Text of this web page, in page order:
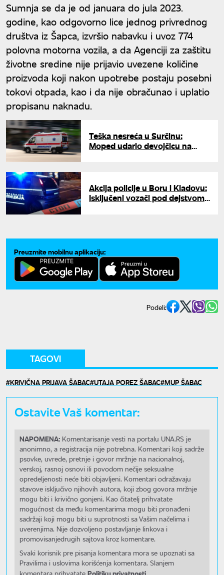
Sumnja se da je od januara do jula 2023.
godine, kao odgovorno lice jednog privrednog
društva iz Šapca, izvršio nabavku i uvoz 774
polovna motorna vozila, a da Agenciji za zaštitu
životne sredine nije prijavio uvezene količine
proizvoda koji nakon upotrebe postaju posebni
tokovi otpada, kao i da nije obračunao i uplatio
propisanu naknadu.
Teška nesreća u Surčinu:
Moped udario devojčicu na
Akcija policije u Boru i Kladovu:
Isključeni vozači pod dejstvom
Preuzmite mobilnu aplikaciju:
Podeli:
TAGOVI
KRIVIČNA PRIJAVA ŠABAC UTAJA POREZ ŠABAC MUP ŠABAC
Ostavite Vaš komentar:
NAPOMENA: Komentarisanje vesti na portalu UNA.RS je
anonimno, a registracija nije potrebna. Komentari koji sadrže
psovke, uvrede, pretnje i govor mržnje na nacionalnoj,
verskoj, rasnoj osnovi ili povodom nečije seksualne
opredeljenosti neće biti objavljeni. Komentari odražavaju
stavove isključivo njihovih autora, koji zbog govora mržnje
mogu biti i krivično gonjeni. Kao čitatelj prihvatate
mogućnost da među komentarima mogu biti pronađeni
sadržaji koji mogu biti u suprotnosti sa Vašim načelima i
uverenjima. Nije dozvoljeno postavljanje linkova i
promovisanjedrugih sajtova kroz komentare.
Svaki korisnik pre pisanja komentara mora se upoznati sa
Pravilima i uslovima korišćenja komentara. Slanjem
komentara prihvatate Politiku privatnosti.